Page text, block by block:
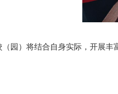
）将结合自身实际，开展丰